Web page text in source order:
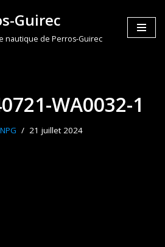
Guirec
nautique de Perros-Guirec
WA0032-1
21 juillet 2024